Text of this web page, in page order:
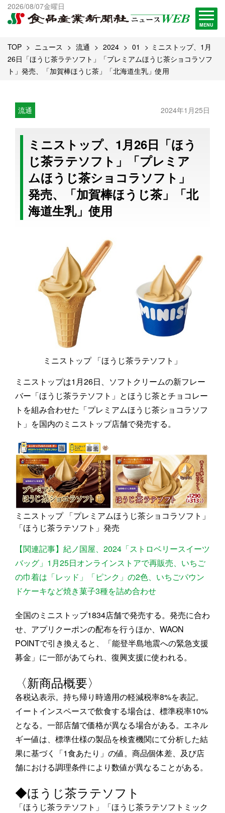
2026/08/07金曜日
MENU
出版物一覧へ
試読・購読申し込み
TOP ニュース 流通 2024 01
ミニストップ、1月
26日「ほうじ茶ラテソフト」「プレミアムほうじ茶ショコラソフ
ト」発売、「加賀棒ほうじ茶」「北海道生乳」使用
流通 2024年1月25日
ミニストップ、1月26日「ほう
じ茶ラテソフト」「プレミア
ムほうじ茶ショコラソフト」
発売、「加賀棒ほうじ茶」「北
海道生乳」使用
ミニストップ 「ほうじ茶ラテソフト」
ミニストップは1月26日、ソフトクリームの新フレー
バー「ほうじ茶ラテソフト」とほうじ茶とチョコレー
トを組み合わせた「プレミアムほうじ茶ショコラソフ
ト」を国内のミニストップ店舗で発売する。
ミニストップ 「プレミアムほうじ茶ショコラソフト」
「ほうじ茶ラテソフト」発売
【関連記事】紀ノ国屋、2024「ストロベリースイーツ
バッグ」1月25日オンラインストアで再販売、いちご
の巾着は「レッド」「ピンク」の2色、いちごパウン
ドケーキなど焼き菓子3種を詰め合わせ
全国のミニストップ1834店舗で発売する。発売に合わ
せ、アプリクーポンの配布を行うほか、WAON
POINTで引き換えると、「能登半島地震への緊急支援
募金」に一部があてられ、復興支援に使われる。
〈新商品概要〉
各税込表示。持ち帰り時適用の軽減税率8%を表記。
イートインスペースで飲食する場合は、標準税率10%
となる。一部店舗で価格が異なる場合がある。エネル
ギー値は、標準仕様の製品を検査機関にて分析した結
果に基づく「1食あたり」の値。商品個体差、及び店
舗における調理条件により数値が異なることがある。
◆ほうじ茶ラテソフト
「ほうじ茶ラテソフト」「ほうじ茶ラテソフトミック